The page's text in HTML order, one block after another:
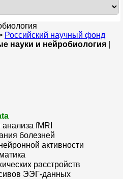
Российский научный фонд
науки и нейробиология
fMRI
болезней
активности
расстройств
ЭЭГ-данных